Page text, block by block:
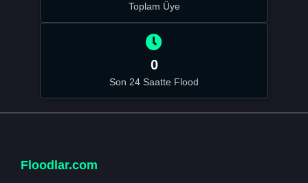
Toplam Üye
0
Son 24 Saatte Flood
Floodlar.com